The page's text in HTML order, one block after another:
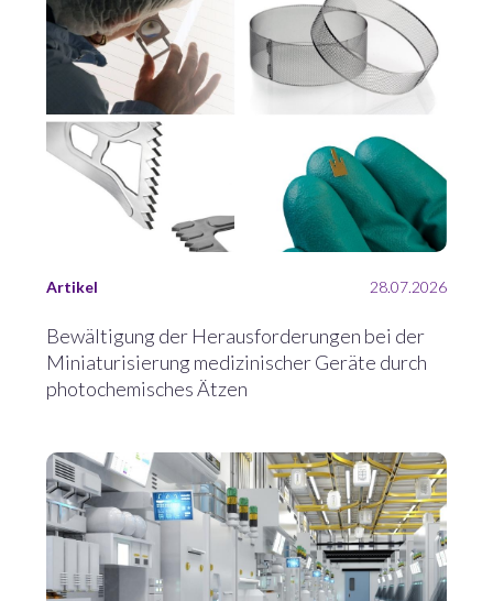
Artikel 28.07.2026
Bewältigung der Herausforderungen bei der
Miniaturisierung medizinischer Geräte durch
photochemisches Ätzen